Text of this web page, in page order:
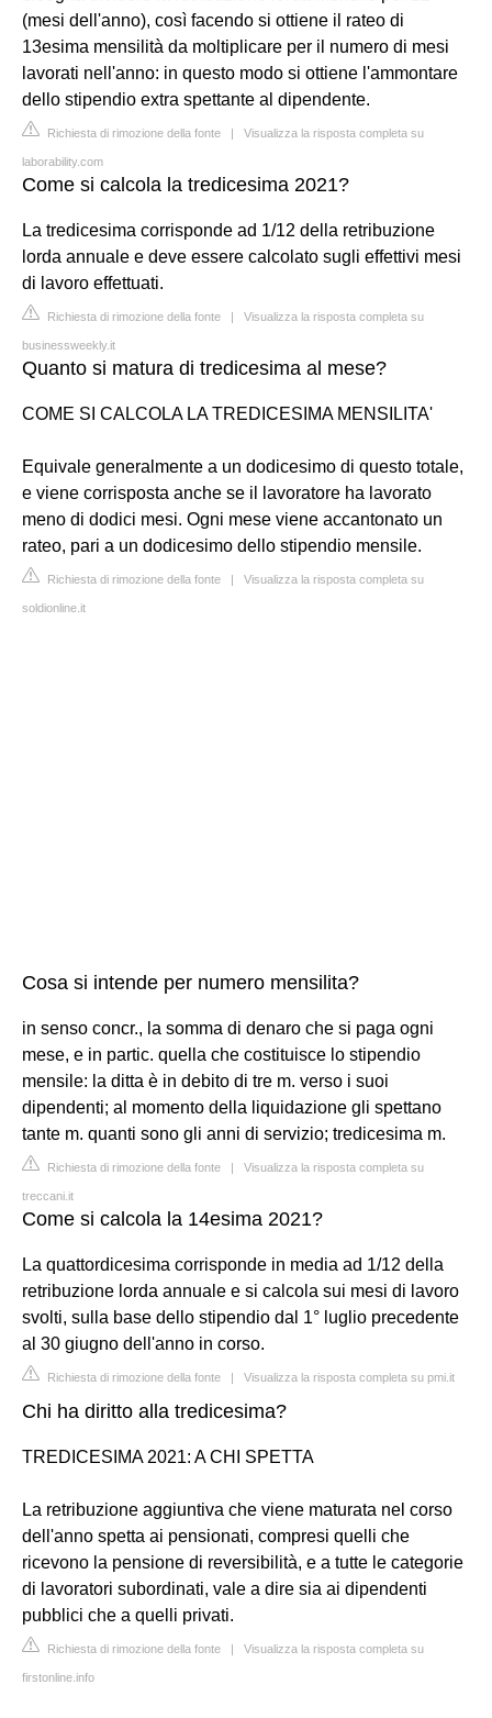
(mesi dell'anno), così facendo si ottiene il rateo di
13esima mensilità da moltiplicare per il numero di mesi
lavorati nell'anno: in questo modo si ottiene l'ammontare
dello stipendio extra spettante al dipendente.
Richiesta di rimozione della fonte | Visualizza la risposta completa su
laborability.com
Come si calcola la tredicesima 2021?
La tredicesima corrisponde ad 1/12 della retribuzione
lorda annuale e deve essere calcolato sugli effettivi mesi
di lavoro effettuati.
Richiesta di rimozione della fonte | Visualizza la risposta completa su
businessweekly.it
Quanto si matura di tredicesima al mese?
COME SI CALCOLA LA TREDICESIMA MENSILITA'
Equivale generalmente a un dodicesimo di questo totale,
e viene corrisposta anche se il lavoratore ha lavorato
meno di dodici mesi. Ogni mese viene accantonato un
rateo, pari a un dodicesimo dello stipendio mensile.
Richiesta di rimozione della fonte | Visualizza la risposta completa su
soldionline.it
Cosa si intende per numero mensilita?
in senso concr., la somma di denaro che si paga ogni
mese, e in partic. quella che costituisce lo stipendio
mensile: la ditta è in debito di tre m. verso i suoi
dipendenti; al momento della liquidazione gli spettano
tante m. quanti sono gli anni di servizio; tredicesima m.
Richiesta di rimozione della fonte | Visualizza la risposta completa su
treccani.it
Come si calcola la 14esima 2021?
La quattordicesima corrisponde in media ad 1/12 della
retribuzione lorda annuale e si calcola sui mesi di lavoro
svolti, sulla base dello stipendio dal 1° luglio precedente
al 30 giugno dell'anno in corso.
Richiesta di rimozione della fonte | Visualizza la risposta completa su pmi.it
Chi ha diritto alla tredicesima?
TREDICESIMA 2021: A CHI SPETTA
La retribuzione aggiuntiva che viene maturata nel corso
dell'anno spetta ai pensionati, compresi quelli che
ricevono la pensione di reversibilità, e a tutte le categorie
di lavoratori subordinati, vale a dire sia ai dipendenti
pubblici che a quelli privati.
Richiesta di rimozione della fonte | Visualizza la risposta completa su
firstonline.info